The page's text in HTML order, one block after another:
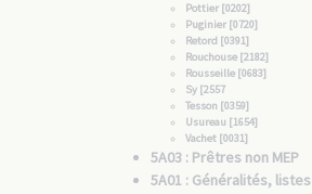
Pottier [0202]
Puginier [0720]
Retord [0391]
Rouchouse [2182]
Rousseille [0683]
Sy [2557
Tesson [0359]
Usureau [1654]
Vachet [0031]
5A03 : Prêtres non MEP
5A01 : Généralités, listes